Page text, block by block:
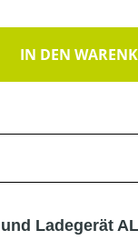
IN DEN
Ladegerät